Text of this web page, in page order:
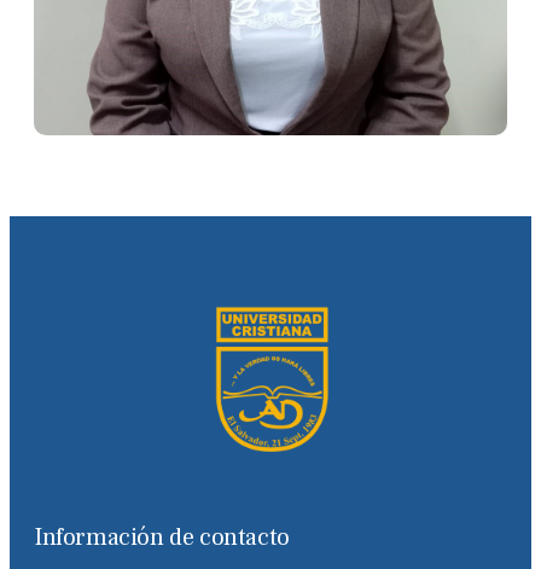
Información de contacto